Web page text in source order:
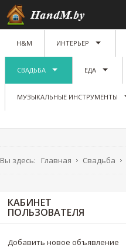
H&M ИНТЕРЬЕР
СВАДЬБА ЕДА
МУЗЫКАЛЬНЫЕ ИНСТРУМЕНТЫ
Вы здесь: Главная Свадьба
КАБИНЕТ
ПОЛЬЗОВАТЕЛЯ
Добавить новое объявление